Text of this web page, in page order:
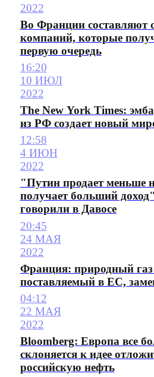
2022
Во Франции составляют
компаний, которые
первую очередь
16:20
10 ИЮЛ
2022
The New York Times:
из РФ создает новый
12:58
4 ИЮН
2022
"Путин продает меньше
получает больший
говорили в Давосе
20:45
24 МАЯ
2022
Франция: природный газ
поставляемый в ЕС,
04:12
22 МАЯ
2022
Bloomberg: Европа все
склоняется к идее
российскую нефть